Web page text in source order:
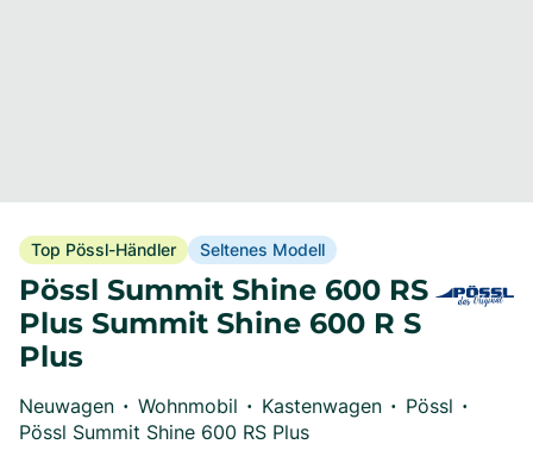
Top Pössl-Händler Seltenes Modell
Pössl Summit Shine 600 RS
Plus Summit Shine 600 R S
Plus
Neuwagen • Wohnmobil • Kastenwagen • Pössl •
Pössl Summit Shine 600 RS Plus